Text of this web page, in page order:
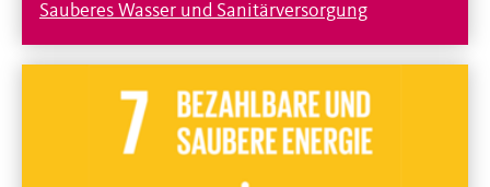
Sauberes Wasser und Sanitärversorgung